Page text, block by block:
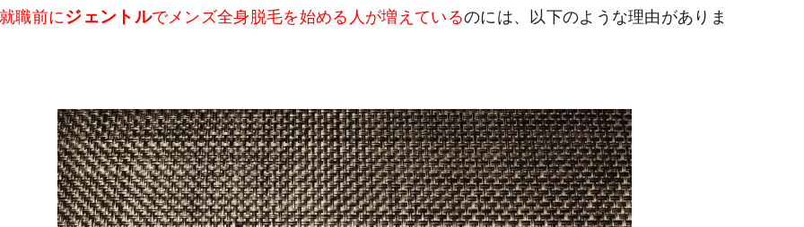
職前にジェントルでメンズ全身脱毛を始める人が増えているのには、以下のような理由がありま